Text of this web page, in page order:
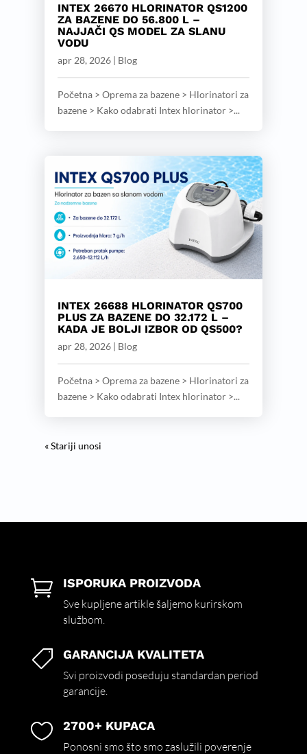
INTEX 26670 HLORINATOR QS1200
ZA BAZENE DO 56.800 L –
NAJJAČI QS MODEL ZA SLANU
VODU
apr 28, 2026| Blog
Početna > Oprema za bazene > Hlorinatori za
bazene > Kako odabrati Intex hlorinator >...
INTEX 26688 HLORINATOR QS700
PLUS ZA BAZENE DO 32.172 L –
KADA JE BOLJI IZBOR OD QS500?
apr 28, 2026| Blog
Početna > Oprema za bazene > Hlorinatori za
bazene > Kako odabrati Intex hlorinator >...
« Stariji unosi
 ISPORUKA PROIZVODA
Sve kupljene artikle šaljemo kurirskom
službom.
 GARANCIJA KVALITETA
Svi proizvodi poseduju standardan period
garancije.
 2700+ KUPACA
Ponosni smo što smo zaslužili poverenje